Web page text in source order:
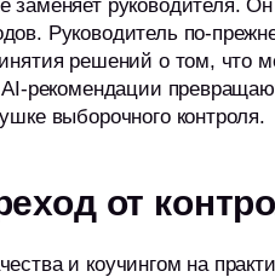
заменяет руководителя.
Руководитель по-
решений о том, что
AI-рекомендации
выборочного контроля.
от
и коучингом на